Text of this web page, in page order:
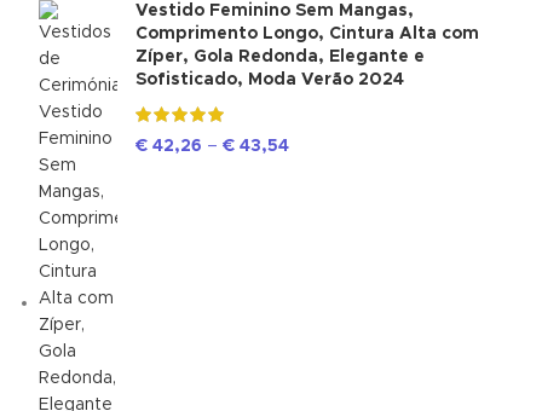
Vestido Feminino Sem Mangas,
Comprimento Longo, Cintura Alta com
Zíper, Gola Redonda, Elegante e
Sofisticado, Moda Verão 2024
€ 42,26 – € 43,54